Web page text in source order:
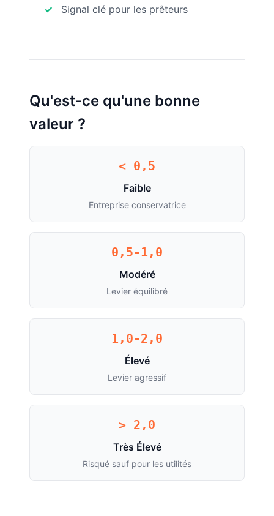
Signal clé pour les prêteurs
Qu'est-ce qu'une bonne
valeur ?
< 0,5
Faible
Entreprise conservatrice
0,5-1,0
Modéré
Levier équilibré
1,0-2,0
Élevé
Levier agressif
> 2,0
Très Élevé
Risqué sauf pour les utilités